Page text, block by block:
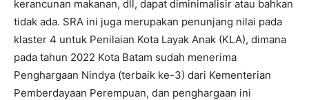
kerancunan makanan, dll, dapat diminimalisir atau bahkan
tidak ada. SRA ini juga merupakan penunjang nilai pada
klaster 4 untuk Penilaian Kota Layak Anak (KLA), dimana
pada tahun 2022 Kota Batam sudah menerima
Penghargaan Nindya (terbaik ke-3) dari Kementerian
Pemberdayaan Perempuan, dan penghargaan ini